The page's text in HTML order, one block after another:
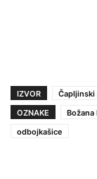
IZVOR
Čapljinski
OZNAKE
Božana
odbojkašice